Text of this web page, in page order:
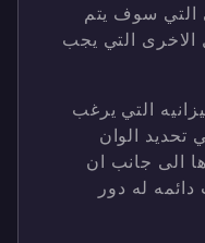
التي سوف يتم
التي يجب
التي يرغب
الوان
الى جانب ان
دائمه له دور